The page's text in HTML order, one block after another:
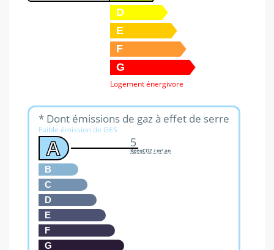
D
E
F
G
Logement énergivore
* Dont émissions de gaz à effet de serre
Faible émission de GES
A
B
C
D
E
F
G
5
KgéqCO2 / m².an